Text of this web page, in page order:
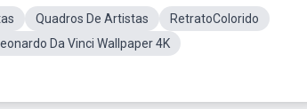
Quadros De Artistas
RetratoColorido
Leonardo Da Vinci Wallpaper 4K